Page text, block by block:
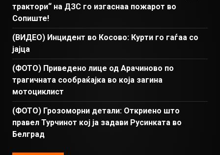
трактори“ на ДЗС го изгаснаа пожарот во
Сопиште!
(ВИДЕО) Инцидент во Косово: Курти го гаѓаа со
јајца
(ФОТО) Приведено лице од Арачиново по
трагичната сообраќајка во која загина
мотоциклист
(ФОТО) Грозоморни детали: Откриено што
правел Турчинот кој ја задави Русинката во
Белград